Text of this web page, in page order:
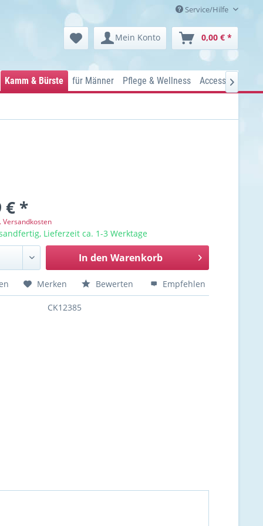
Service/Hilfe
Mein Konto 0,00 € *
Kamm & Bürste für Männer Pflege & Wellness Accessoires

€ *
Versandkosten
Lieferzeit ca. 1-3 Werktage
In den Warenkorb
Merken Bewerten Empfehlen
CK12385